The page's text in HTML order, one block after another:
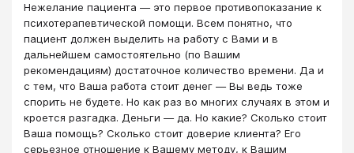
Нежелание пациента ― это первое противопоказание к
психотерапевтической помощи. Всем понятно, что
пациент должен выделить на работу с Вами и в
дальнейшем самостоятельно (по Вашим
рекомендациям) достаточное количество времени. Да и
с тем, что Ваша работа стоит денег ― Вы ведь тоже
спорить не будете. Но как раз во многих случаях в этом и
кроется разгадка. Деньги ― да. Но какие? Сколько стоит
Ваша помощь? Сколько стоит доверие клиента? Его
серьезное отношение к Вашему методу, к Вашим